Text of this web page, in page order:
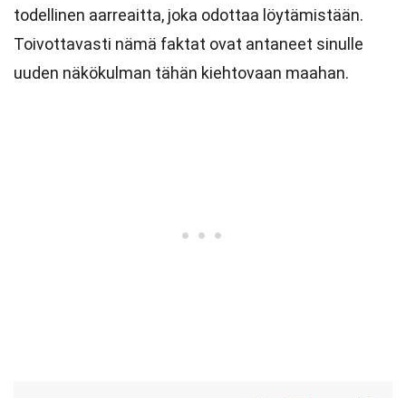
todellinen aarreaitta, joka odottaa löytämistään.
Toivottavasti nämä faktat ovat antaneet sinulle
uuden näkökulman tähän kiehtovaan maahan.